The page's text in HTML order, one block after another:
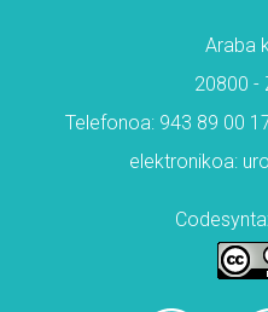
Araba
20800 -
Telefonoa: 943 89 00
elektronikoa: